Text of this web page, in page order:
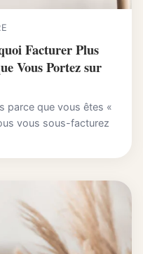
Facturer Plus
Vous Portez sur
parce que vous êtes «
vous sous-facturez